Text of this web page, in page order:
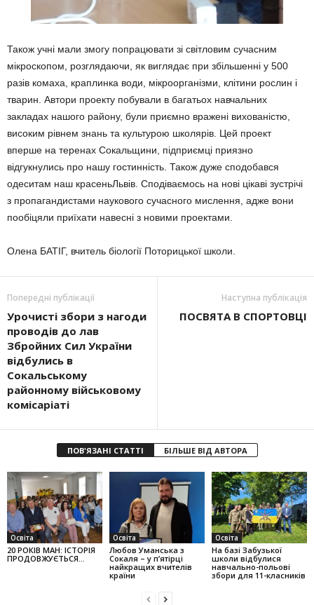
Також учні мали змогу попрацювати зі світловим сучасним
мікроскопом, розглядаючи, як виглядає при збільшенні у 500
разів комаха, краплинка води, мікроорганізми, клітини рослин і
тварин. Автори проекту побували в багатьох навчальних
закладах нашого району, були приємно вражені вихованістю,
високим рівнем знань та культурою школярів. Цей проект
вперше на теренах Сокальщини, підприємці приязно
відгукнулись про нашу гостинність. Також дуже сподобався
одеситам наш красеньЛьвів. Сподіваємось на нові цікаві зустрічі
з пропагандистами наукового сучасного мислення, адже вони
пообіцяли приїхати навесні з новими проектами.
Олена БАТІГ, вчитель біології Поторицької школи.
Попередні публікації
Урочисті збори з нагоди
проводів до лав
Збройних Сил України
відбулись в
Сокальському
районному військовому
комісаріаті
Наступна публікація
ПОСВЯТА В СПОРТОВЦІ
ПОВ'ЯЗАНІ СТАТТІ БІЛЬШЕ ВІД АВТОРА
Освіта
20 РОКІВ МАН: ІСТОРІЯ
ПРОДОВЖУЄТЬСЯ…
Освіта
Любов Уман­ська з
Сокаля – у п’ятірці
найкращих вчителів
країни
Освіта
На базі Забузької
школи відбулися
навчально-польові
збори для 11-класників